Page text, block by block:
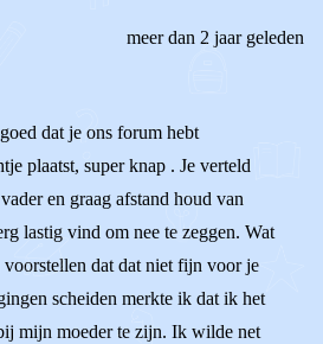
meer dan 2 jaar geleden
dat je ons forum hebt
plaatst, super knap . Je verteld
en graag afstand houd van
lastig vind om nee te zeggen. Wat
dat dat niet fijn voor je
scheiden merkte ik dat ik het
mijn moeder te zijn. Ik wilde net